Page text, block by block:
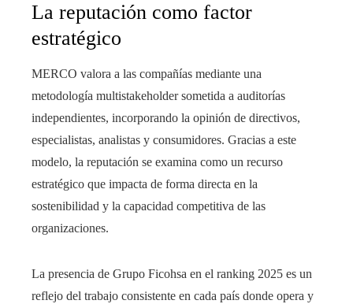
La reputación como factor
estratégico
MERCO valora a las compañías mediante una
metodología multistakeholder sometida a auditorías
independientes, incorporando la opinión de directivos,
especialistas, analistas y consumidores. Gracias a este
modelo, la reputación se examina como un recurso
estratégico que impacta de forma directa en la
sostenibilidad y la capacidad competitiva de las
organizaciones.
La presencia de Grupo Ficohsa en el ranking 2025 es un
reflejo del trabajo consistente en cada país donde opera y